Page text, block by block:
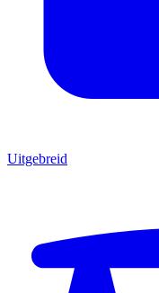
Uitgebreid